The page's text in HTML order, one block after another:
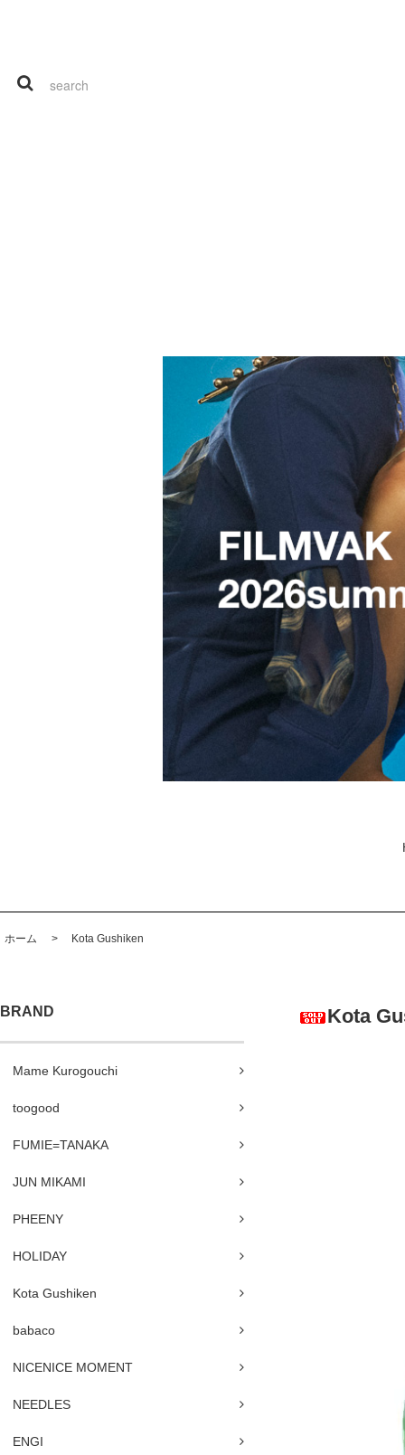
ホーム > Kota Gushiken
BRAND
Mame Kurogouchi
toogood
FUMIE=TANAKA
JUN MIKAMI
PHEENY
HOLIDAY
Kota Gushiken
babaco
NICENICE MOMENT
NEEDLES
ENGI
Kota